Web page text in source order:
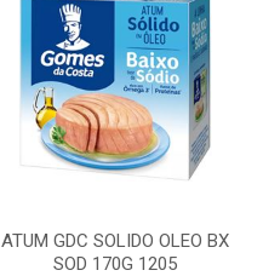
ATUM GDC SOLIDO OLEO BX
SOD 170G 1205